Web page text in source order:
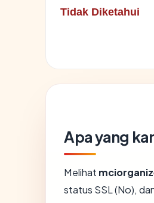
Tidak Diketahui
Apa yang
Melihat
status SSL (No),